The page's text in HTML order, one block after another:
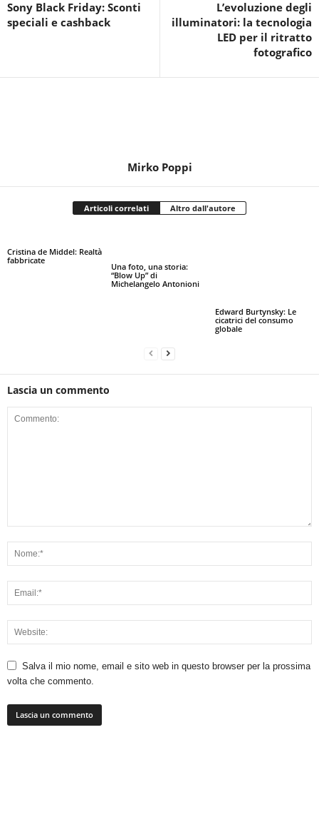
Sony Black Friday: Sconti
speciali e cashback
L’evoluzione degli
illuminatori: la tecnologia
LED per il ritratto
fotografico
Mirko Poppi
Articoli correlati Altro dall'autore
Cristina de Middel: Realtà
fabbricate
Una foto, una storia:
“Blow Up” di
Michelangelo Antonioni
Edward Burtynsky: Le
cicatrici del consumo
globale
Lascia un commento
Salva il mio nome, email e sito web in questo browser per la prossima
volta che commento.